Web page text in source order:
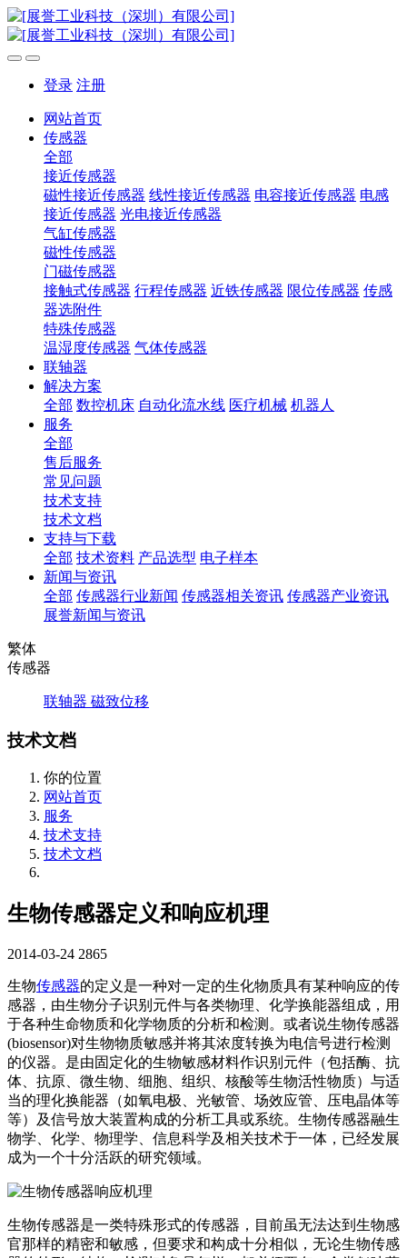
登录 注册
网站首页
传感器
全部
接近传感器
磁性接近传感器 线性接近传感器 电容接近传感器 电感
接近传感器 光电接近传感器
气缸传感器
磁性传感器
门磁传感器
接触式传感器 行程传感器 近铁传感器 限位传感器 传感
器选附件
特殊传感器
温湿度传感器 气体传感器
联轴器
解决方案
全部 数控机床 自动化流水线 医疗机械 机器人
服务
全部
售后服务
常见问题
技术支持
技术文档
支持与下载
全部 技术资料 产品选型 电子样本
新闻与资讯
全部 传感器行业新闻 传感器相关资讯 传感器产业资讯
展誉新闻与资讯
繁体
传感器
联轴器 磁致位移
技术文档
你的位置
网站首页
服务
技术支持
技术文档
生物传感器定义和响应机理
2014-03-24 2865
生物传感器的定义是一种对一定的生化物质具有某种响应的传
感器，由生物分子识别元件与各类物理、化学换能器组成，用
于各种生命物质和化学物质的分析和检测。或者说生物传感器
(biosensor)对生物物质敏感并将其浓度转换为电信号进行检测
的仪器。是由固定化的生物敏感材料作识别元件（包括酶、抗
体、抗原、微生物、细胞、组织、核酸等生物活性物质）与适
当的理化换能器（如氧电极、光敏管、场效应管、压电晶体等
等）及信号放大装置构成的分析工具或系统。生物传感器融生
物学、化学、物理学、信息科学及相关技术于一体，已经发展
成为一个十分活跃的研究领域。
生物传感器是一类特殊形式的传感器，目前虽无法达到生物感
官那样的精密和敏感，但要求和构成十分相似，无论生物传感